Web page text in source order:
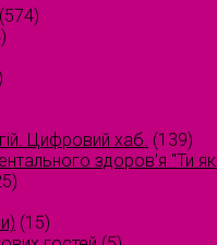
(574)
Цифровий хаб. (139)
здоров'я "Ти
(15)